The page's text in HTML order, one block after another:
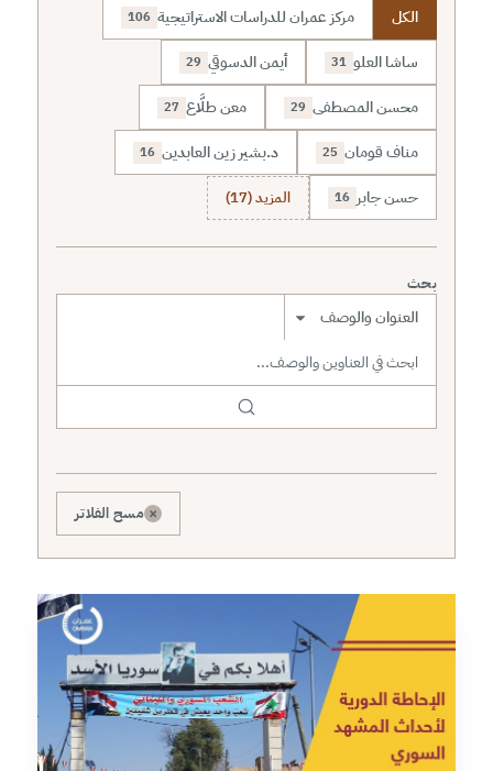
الكل مركز عمران للدراسات الاستراتيجية 106
ساشا العلو 31 أيمن الدسوقي 29
محسن المصطفى 29 معن طلَّاع 27
مناف قومان 25 د.بشير زين العابدين 16
حسن جابر 16 المزيد (17)
بحث
نطاق البحث
× مسح الفلاتر